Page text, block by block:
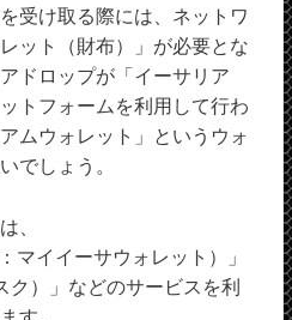
受け取る際には、ネットワ
ット（財布）」が必要とな
ドロップが「イーサリア
トフォームを利用して行わ
ムウォレット」というウォ
でしょう。
、
マイイーサウォレット）」
ク）」などのサービスを利